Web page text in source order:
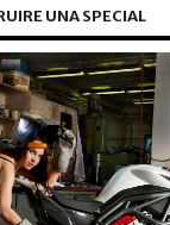
UNA SPECIAL